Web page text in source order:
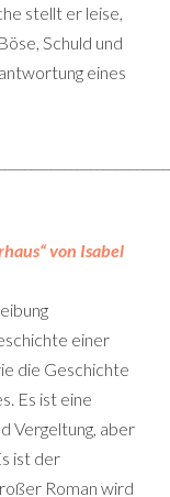
stellt er leise,
Schuld und
eines
von Isabel
einer
die Geschichte
Es ist eine
Vergeltung, aber
ist der
Roman wird